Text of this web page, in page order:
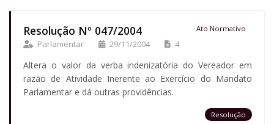
Resolução Nº 047/2004 Ato Normativo
Parlamentar 29/11/2004 4
Altera o valor da verba indenizatória do Vereador em
razão de Atividade Inerente ao Exercício do Mandato
Parlamentar e dá outras providências.
Resolução